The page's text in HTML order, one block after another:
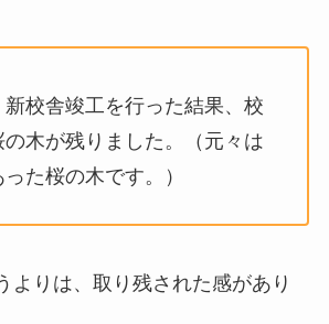
校舎竣工を行った結果、校
の木が残りました。（元々は
た桜の木です。）
よりは、取り残された感があり